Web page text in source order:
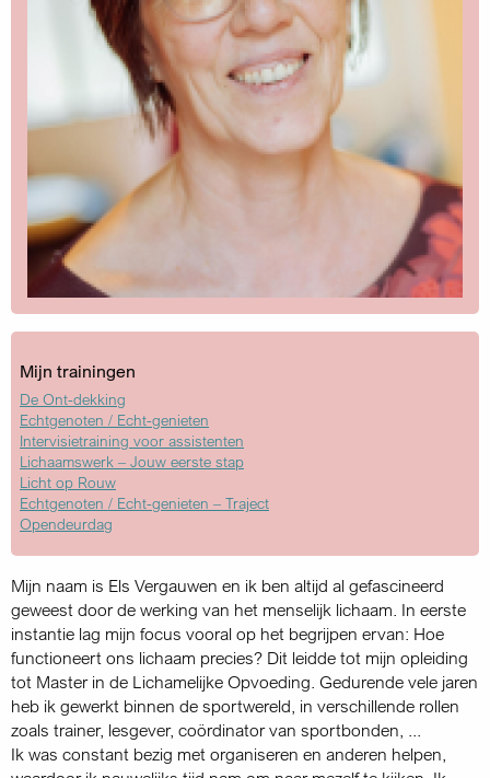
Mijn trainingen
De Ont-dekking
Echtgenoten / Echt-genieten
Intervisietraining voor assistenten
Lichaamswerk – Jouw eerste stap
Licht op Rouw
Echtgenoten / Echt-genieten – Traject
Opendeurdag
Mijn naam is Els Vergauwen en ik ben altijd al gefascineerd
geweest door de werking van het menselijk lichaam. In eerste
instantie lag mijn focus vooral op het begrijpen ervan: Hoe
functioneert ons lichaam precies? Dit leidde tot mijn opleiding
tot Master in de Lichamelijke Opvoeding. Gedurende vele jaren
heb ik gewerkt binnen de sportwereld, in verschillende rollen
zoals trainer, lesgever, coördinator van sportbonden, ...
Ik was constant bezig met organiseren en anderen helpen,